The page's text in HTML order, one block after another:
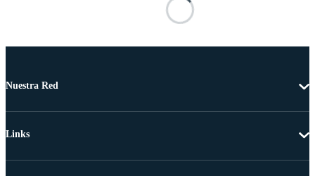
Nuestra Red
Links